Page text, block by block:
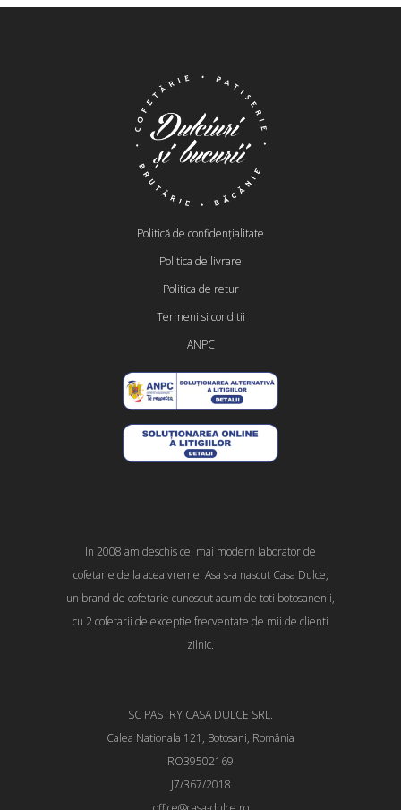
Politică de confidențialitate
Politica de livrare
Politica de retur
Termeni si conditii
ANPC
In 2008 am deschis cel mai modern laborator de
cofetarie de la acea vreme. Asa s-a nascut Casa Dulce,
un brand de cofetarie cunoscut acum de toti botosanenii,
cu 2 cofetarii de exceptie frecventate de mii de clienti
zilnic.
SC PASTRY CASA DULCE SRL.
Calea Nationala 121, Botosani, România
RO39502169
J7/367/2018